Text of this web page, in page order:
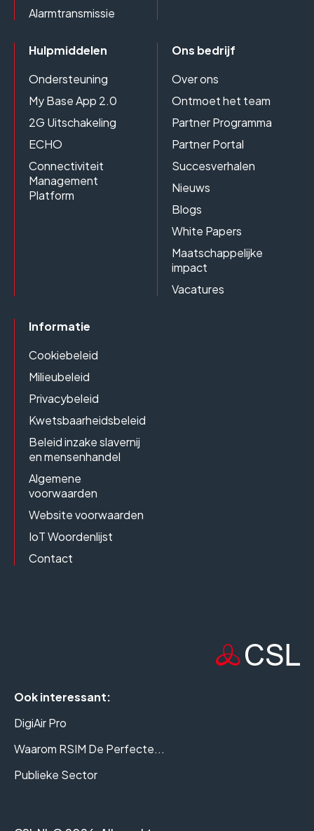
Alarmtransmissie
Hulpmiddelen
Ondersteuning
My Base App 2.0
2G Uitschakeling
ECHO
Connectiviteit
Management
Platform
Ons bedrijf
Over ons
Ontmoet het team
Partner Programma
Partner Portal
Succesverhalen
Nieuws
Blogs
White Papers
Maatschappelijke
impact
Vacatures
Informatie
Cookiebeleid
Milieubeleid
Privacybeleid
Kwetsbaarheidsbeleid
Beleid inzake slavernij
en mensenhandel
Algemene
voorwaarden
Website voorwaarden
IoT Woordenlijst
Contact
Ook interessant:
DigiAir Pro
Waarom RSIM De Perfecte...
Publieke Sector